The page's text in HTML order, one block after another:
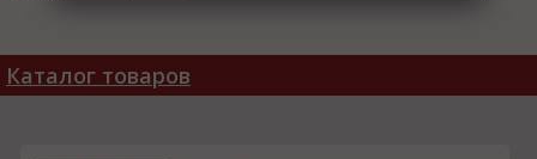
Каталог товаров